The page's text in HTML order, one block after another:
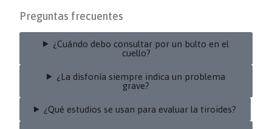
Preguntas frecuentes
¿Cuándo debo consultar por un bulto en el
cuello?
¿La disfonía siempre indica un problema
grave?
¿Qué estudios se usan para evaluar la tiroides?